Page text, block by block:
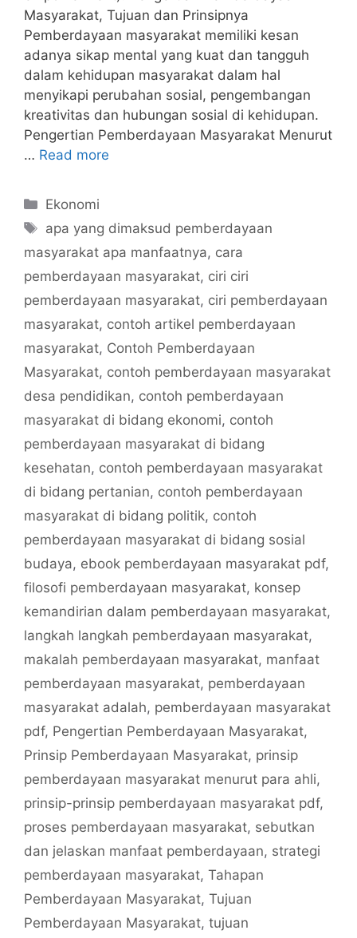
Masyarakat, Tujuan dan Prinsipnya
Pemberdayaan masyarakat memiliki kesan
adanya sikap mental yang kuat dan tangguh
dalam kehidupan masyarakat dalam hal
menyikapi perubahan sosial, pengembangan
kreativitas dan hubungan sosial di kehidupan.
Pengertian Pemberdayaan Masyarakat Menurut
… Read more
Categories
Ekonomi
Tags
apa yang dimaksud pemberdayaan
masyarakat apa manfaatnya, cara
pemberdayaan masyarakat, ciri ciri
pemberdayaan masyarakat, ciri pemberdayaan
masyarakat, contoh artikel pemberdayaan
masyarakat, Contoh Pemberdayaan
Masyarakat, contoh pemberdayaan masyarakat
desa pendidikan, contoh pemberdayaan
masyarakat di bidang ekonomi, contoh
pemberdayaan masyarakat di bidang
kesehatan, contoh pemberdayaan masyarakat
di bidang pertanian, contoh pemberdayaan
masyarakat di bidang politik, contoh
pemberdayaan masyarakat di bidang sosial
budaya, ebook pemberdayaan masyarakat pdf,
filosofi pemberdayaan masyarakat, konsep
kemandirian dalam pemberdayaan masyarakat,
langkah langkah pemberdayaan masyarakat,
makalah pemberdayaan masyarakat, manfaat
pemberdayaan masyarakat, pemberdayaan
masyarakat adalah, pemberdayaan masyarakat
pdf, Pengertian Pemberdayaan Masyarakat,
Prinsip Pemberdayaan Masyarakat, prinsip
pemberdayaan masyarakat menurut para ahli,
prinsip-prinsip pemberdayaan masyarakat pdf,
proses pemberdayaan masyarakat, sebutkan
dan jelaskan manfaat pemberdayaan, strategi
pemberdayaan masyarakat, Tahapan
Pemberdayaan Masyarakat, Tujuan
Pemberdayaan Masyarakat, tujuan